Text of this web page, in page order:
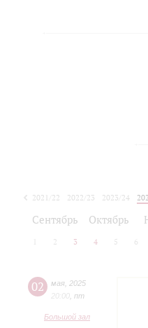
2021/22 2022/23 2023/24
Сентябрь Октябрь
2 3 4 5 6
02 мая 2025
20:00 пт
Большой зал